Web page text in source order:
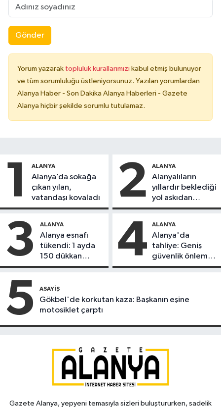
Gönder
Yorum yazarak topluluk kurallarımızı kabul etmiş bulunuyor
ve tüm sorumluluğu üstleniyorsunuz. Yazılan yorumlardan
Alanya Haber - Son Dakika Alanya Haberleri - Gazete
Alanya hiçbir şekilde sorumlu tutulamaz.
1 ALANYA
Alanya’da sokağa
çıkan yılan,
vatandaşı kovaladı
2 ALANYA
Alanyalıların
yıllardır beklediği
yol askıdan
döndü
3 ALANYA
Alanya esnafı
tükendi: 1 ayda
150 dükkan
kapandı
4 ALANYA
Alanya'da
tahliye: Geniş
güvenlik önlemi
alındı
5 ASAYIŞ
Gökbel'de korkutan kaza: Başkanın eşine
motosiklet çarptı
Gazete Alanya, yepyeni temasıyla sizleri buluştururken, sadelik